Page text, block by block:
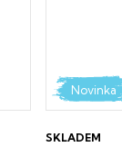
Novinka
SKLADEM